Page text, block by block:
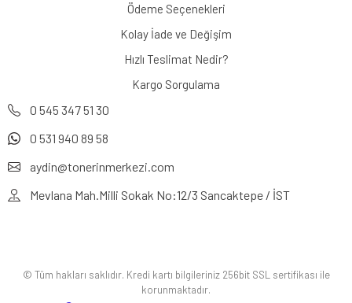
Ödeme Seçenekleri
Kolay İade ve Değişim
Hızlı Teslimat Nedir?
Kargo Sorgulama
0 545 347 51 30
0 531 940 89 58
aydin@tonerinmerkezi.com
Mevlana Mah.Milli Sokak No:12/3 Sancaktepe / İST
© Tüm hakları saklıdır. Kredi kartı bilgileriniz 256bit SSL sertifikası ile
korunmaktadır.